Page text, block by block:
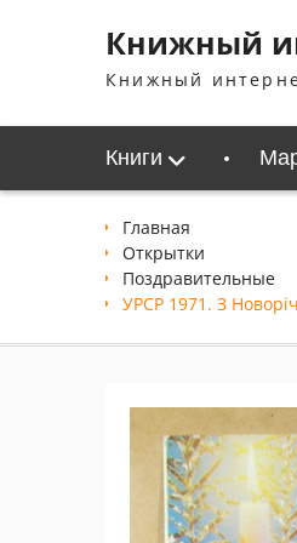
содержимомуКнижный
Книжный
Книги
Главная
Открытки
Поздравительные
УРСР 1971. З